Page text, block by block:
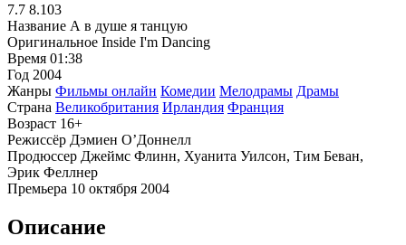
7.7 8.103
Название А в душе я танцую
Оригинальное Inside I'm Dancing
Время 01:38
Год 2004
Жанры Фильмы онлайн Комедии Мелодрамы Драмы
Страна Великобритания Ирландия Франция
Возраст 16+
Режиссёр Дэмиен О’Доннелл
Продюссер Джеймс Флинн, Хуанита Уилсон, Тим Беван,
Эрик Феллнер
Премьера 10 октября 2004
Описание